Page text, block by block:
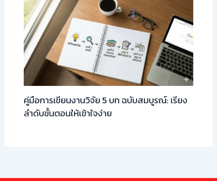
คู่มือการเขียนงานวิจัย 5 บท ฉบับสมบูรณ์: เรียง
ลำดับขั้นตอนให้เข้าใจง่าย